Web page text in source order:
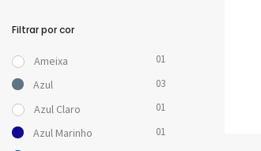
Filtrar por cor
Ameixa 01
Azul 03
Azul Claro 01
Azul Marinho 01